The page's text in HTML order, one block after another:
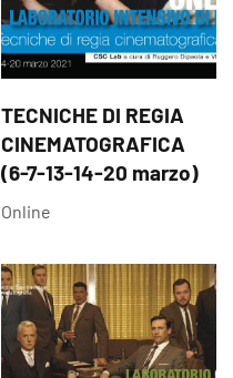
TECNICHE DI REGIA
CINEMATOGRAFICA
(6-7-13-14-20 marzo)
Online